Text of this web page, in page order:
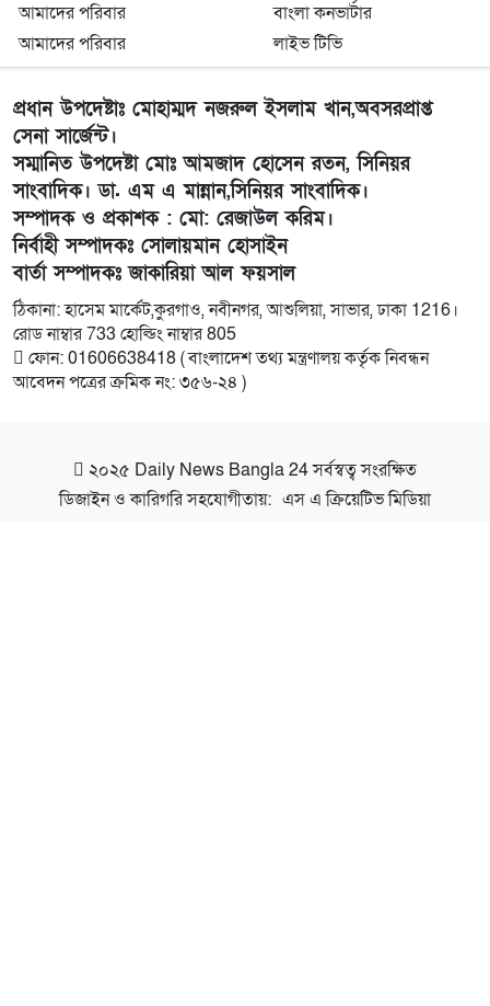
আমাদের পরিবার
বাংলা কনভার্টার
আমাদের পরিবার
লাইভ টিভি
প্রধান উপদেষ্টাঃ মোহাম্মদ নজরুল ইসলাম খান,অবসরপ্রাপ্ত
সেনা সার্জেন্ট।
সম্মানিত উপদেষ্টা মোঃ আমজাদ হোসেন রতন, সিনিয়র
সাংবাদিক। ডা. এম এ মান্নান,সিনিয়র সাংবাদিক।
সম্পাদক ও প্রকাশক : মো: রেজাউল করিম।
নির্বাহী সম্পাদকঃ সোলায়মান হোসাইন
বার্তা সম্পাদকঃ জাকারিয়া আল ফয়সাল
ঠিকানা: হাসেম মার্কেট,কুরগাও, নবীনগর, আশুলিয়া, সাভার, ঢাকা 1216।
রোড নাম্বার 733 হোল্ডিং নাম্বার 805
ফোন: 01606638418 ( বাংলাদেশ তথ্য মন্ত্রণালয় কর্তৃক নিবন্ধন
আবেদন পত্রের ক্রমিক নং: ৩৫৬-২৪ )
২০২৫ Daily News Bangla 24সর্বস্বত্ব সংরক্ষিত
ডিজাইন ও কারিগরি সহযোগীতায়: এস এ ক্রিয়েটিভ মিডিয়া